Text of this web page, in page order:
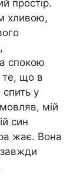
простір.
хливою,
спокою
те, що в
у
мій
син
жає. Вона